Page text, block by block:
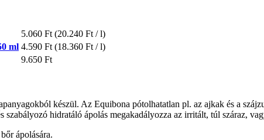
5.060 Ft (20.240 Ft / l)
ml 4.590 Ft (18.360 Ft / l)
9.650 Ft
készül. Az Equibona pótolhatatlan pl. az ajkak és a
hidratáló ápolás megakadályozza az irritált, túl száraz,
ápolására.